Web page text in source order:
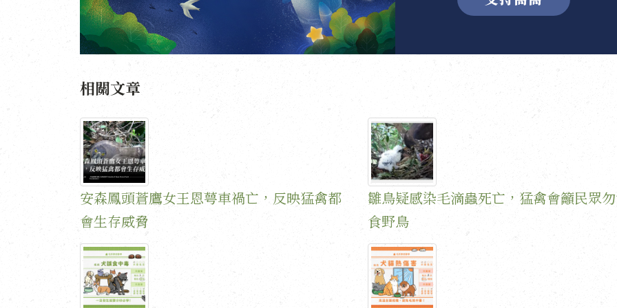
相關文章
安森鳳頭蒼鷹女王恩萼車禍亡，反映猛禽都
會生存威脅
雛鳥疑感染毛滴蟲死亡，猛禽會籲民眾
食野鳥